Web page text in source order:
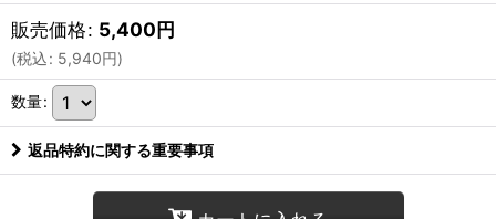
販売価格: 5,400円
(税込: 5,940円)
数量:
返品特約に関する重要事項